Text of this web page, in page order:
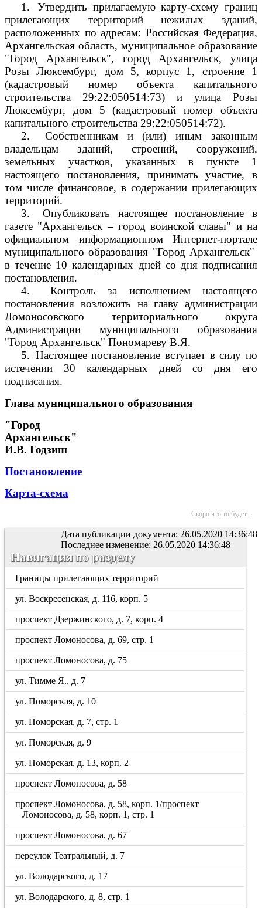
1.
Утвердить прилагаемую карту-схему границ
прилегающих территорий нежилых зданий,
расположенных по адресам: Российская Федерация,
Архангельская область, муниципальное образование
"Город Архангельск", город Архангельск, улица
Розы Люксембург, дом 5, корпус 1, строение 1
(кадастровый номер объекта капитального
строительства 29:22:050514:73) и улица Розы
Люксембург, дом 5 (кадастровый номер объекта
капитального строительства 29:22:050514:72).
2.
Собственникам и (или) иным законным
владельцам зданий, строений, сооружений,
земельных участков, указанных в пункте 1
настоящего постановления, принимать участие, в
том числе финансовое, в содержании прилегающих
территорий.
3.
Опубликовать настоящее постановление в
газете "Архангельск – город воинской славы" и на
официальном информационном Интернет-портале
муниципального образования "Город Архангельск"
в течение 10 календарных дней со дня подписания
постановления.
4.
Контроль за исполнением настоящего
постановления возложить на главу администрации
Ломоносовского территориального округа
Администрации муниципального образования
"Город Архангельск" Пономареву В.Я.
5. Настоящее постановление вступает в силу по
истечении 30 календарных дней со дня его
подписания.
Глава муниципального образования
"Город
Архангельск"
И.В. Годзиш
Постановление
Карта-схема
Скоро что то будет...
Дата публикации документа: 26.05.2020 14:36:48
Последнее изменение: 26.05.2020 14:36:48
Навигация по разделу
Границы прилегающих территорий
ул. Воскресенская, д. 116, корп. 5
проспект Дзержинского, д. 7, корп. 4
проспект Ломоносова, д. 69, стр. 1
проспект Ломоносова, д. 75
ул. Тимме Я., д. 7
ул. Поморская, д. 10
ул. Поморская, д. 7, стр. 1
ул. Поморская, д. 9
ул. Поморская, д. 13, корп. 2
проспект Ломоносова, д. 58
проспект Ломоносова, д. 58, корп. 1/проспект
Ломоносова, д. 58, корп. 1, стр. 1
проспект Ломоносова, д. 67
переулок Театральный, д. 7
ул. Володарского, д. 17
ул. Володарского, д. 8, стр. 1